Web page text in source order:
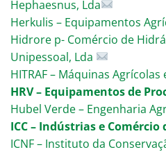
Hephaesnus, Lda
Herkulis – Equipamentos
Hidrore p- Comércio de
Unipessoal, Lda
HITRAF – Máquinas Agrícolas
HRV – Equipamentos de
Hubel Verde – Engenharia
ICC – Indústrias e Comércio
ICNF – Instituto da